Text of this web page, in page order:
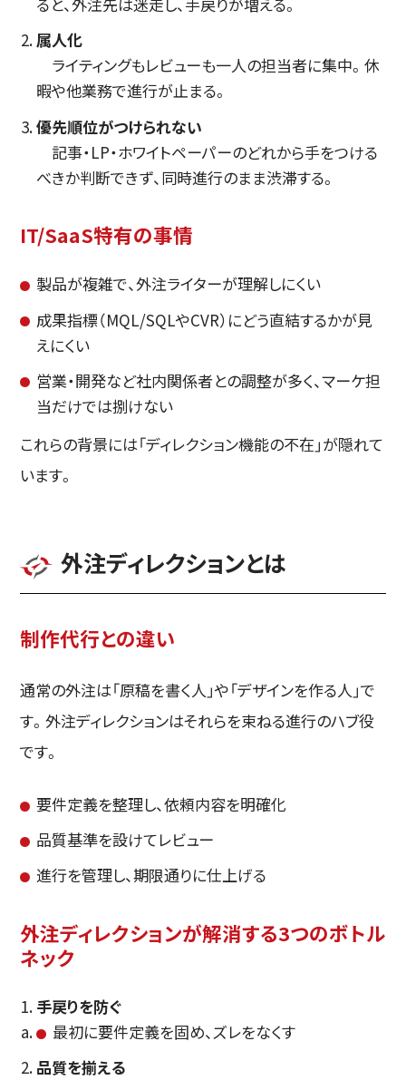
属人化
ライティングもレビューも一人の担当者に集中。休
暇や他業務で進行が止まる。
優先順位がつけられない
記事・LP・ホワイトペーパーのどれから手をつける
べきか判断できず、同時進行のまま渋滞する。
IT/SaaS特有の事情
製品が複雑で、外注ライターが理解しにくい
成果指標（MQL/SQLやCVR）にどう直結するかが見
えにくい
営業・開発など社内関係者との調整が多く、マーケ担
当だけでは捌けない
これらの背景には「ディレクション機能の不在」が隠れて
います。
外注ディレクションとは
制作代行との違い
通常の外注は「原稿を書く人」や「デザインを作る人」で
す。外注ディレクションはそれらを束ねる進行のハブ役
です。
要件定義を整理し、依頼内容を明確化
品質基準を設けてレビュー
進行を管理し、期限通りに仕上げる
外注ディレクションが解消する3つのボトル
ネック
手戻りを防ぐ
最初に要件定義を固め、ズレをなくす
品質を揃える